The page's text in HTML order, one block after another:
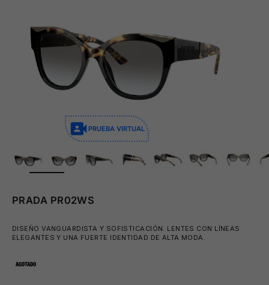
PRUEBA VIRTUAL
ZOOM
PRADA PR02WS
DISEÑO VANGUARDISTA Y SOFISTICACIÓN. LENTES CON LÍNEAS
ELEGANTES Y UNA FUERTE IDENTIDAD DE ALTA MODA.
AGOTADO